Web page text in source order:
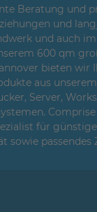
Beratung und
und
und auch
600 qm
bieten wir
aus
Server,
für
sowie passendes